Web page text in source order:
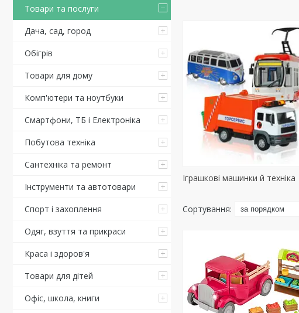
Товари та послуги
Дача, сад, город
Обігрів
Товари для дому
Комп'ютери та ноутбуки
Смартфони, ТБ і Електроніка
Побутова техніка
Сантехніка та ремонт
Інструменти та автотовари
Спорт і захоплення
Одяг, взуття та прикраси
Краса і здоров'я
Товари для дітей
Офіс, школа, книги
Іграшкові машинки й техніка